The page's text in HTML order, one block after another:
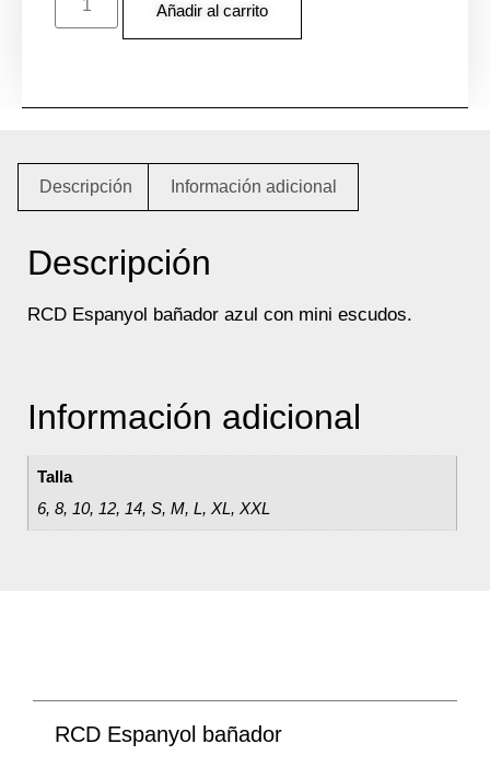
Añadir al carrito
Descripción Información adicional
Descripción
RCD Espanyol bañador azul con mini escudos.
Información adicional
Talla
6, 8, 10, 12, 14, S, M, L, XL, XXL
RCD Espanyol bañador